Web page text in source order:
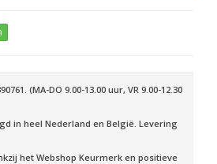
(MA-DO 9.00-13.00 uur, VR 9.00-12.30
in heel Nederland en België. Levering
het Webshop Keurmerk en positieve